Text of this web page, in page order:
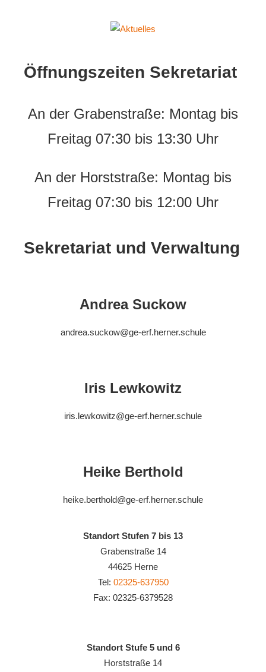
Gesamtschule
Herne
Öffnungszeiten Sekretariat
An der Grabenstraße: Montag bis
Freitag 07:30 bis 13:30 Uhr
An der Horststraße: Montag bis
Freitag 07:30 bis 12:00 Uhr
Sekretariat und Verwaltung
Andrea Suckow
andrea.suckow@ge-erf.herner.schule
Iris Lewkowitz
iris.lewkowitz@ge-erf.herner.schule
Heike Berthold
heike.berthold@ge-erf.herner.schule
Standort Stufen 7 bis 13
Grabenstraße 14
44625 Herne
Tel: 02325-637950
Fax: 02325-6379528
Standort Stufe 5 und 6
Horststraße 14